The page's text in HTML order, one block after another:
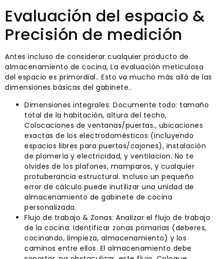
Evaluación del espacio &
Precisión de medición
Antes incluso de considerar cualquier producto de
almacenamiento de cocina, La evaluación meticulosa
del espacio es primordial.. Esto va mucho más allá de las
dimensiones básicas del gabinete..
Dimensiones integrales: Documente todo: tamaño
total de la habitación, altura del techo,
Colocaciones de ventanas/puertas., ubicaciones
exactas de los electrodomésticos (incluyendo
espacios libres para puertas/cajones), instalación
de plomería y electricidad, y ventilacion. No te
olvides de los plafones, mamparos, y cualquier
protuberancia estructural. Incluso un pequeño
error de cálculo puede inutilizar una unidad de
almacenamiento de gabinete de cocina
personalizada.
Flujo de trabajo & Zonas: Analizar el flujo de trabajo
de la cocina. Identificar zonas primarias (deberes,
cocinando, limpieza, almacenamiento) y los
caminos entre ellos. El almacenamiento debe